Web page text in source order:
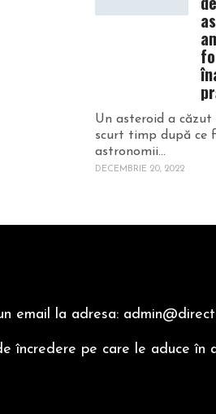
Un asteroid a căzut
scurt timp după ce
astronomii...
DECEMBRIE 20, 2022
la adresa:
încredere pe care le aduce în